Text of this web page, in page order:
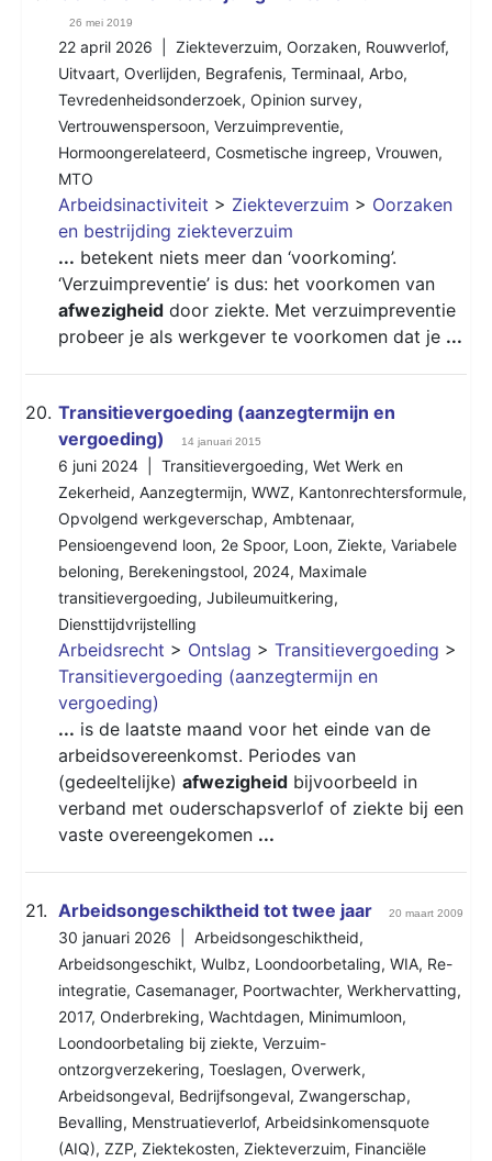
26 mei 2019
22 april 2026 | Ziekteverzuim, Oorzaken, Rouwverlof,
Uitvaart, Overlijden, Begrafenis, Terminaal, Arbo,
Tevredenheidsonderzoek, Opinion survey,
Vertrouwenspersoon, Verzuimpreventie,
Hormoongerelateerd, Cosmetische ingreep, Vrouwen,
MTO
Arbeidsinactiviteit > Ziekteverzuim > Oorzaken
en bestrijding ziekteverzuim
... betekent niets meer dan ‘voorkoming’.
‘Verzuimpreventie’ is dus: het voorkomen van
afwezigheid door ziekte. Met verzuimpreventie
probeer je als werkgever te voorkomen dat je ...
20. Transitievergoeding (aanzegtermijn en
vergoeding)
14 januari 2015
6 juni 2024 | Transitievergoeding, Wet Werk en
Zekerheid, Aanzegtermijn, WWZ, Kantonrechtersformule,
Opvolgend werkgeverschap, Ambtenaar,
Pensioengevend loon, 2e Spoor, Loon, Ziekte, Variabele
beloning, Berekeningstool, 2024, Maximale
transitievergoeding, Jubileumuitkering,
Diensttijdvrijstelling
Arbeidsrecht > Ontslag > Transitievergoeding >
Transitievergoeding (aanzegtermijn en
vergoeding)
... is de laatste maand voor het einde van de
arbeidsovereenkomst. Periodes van
(gedeeltelijke) afwezigheid bijvoorbeeld in
verband met ouderschapsverlof of ziekte bij een
vaste overeengekomen ...
21. Arbeidsongeschiktheid tot twee jaar 20 maart 2009
30 januari 2026 | Arbeidsongeschiktheid,
Arbeidsongeschikt, Wulbz, Loondoorbetaling, WIA, Re-
integratie, Casemanager, Poortwachter, Werkhervatting,
2017, Onderbreking, Wachtdagen, Minimumloon,
Loondoorbetaling bij ziekte, Verzuim-
ontzorgverzekering, Toeslagen, Overwerk,
Arbeidsongeval, Bedrijfsongeval, Zwangerschap,
Bevalling, Menstruatieverlof, Arbeidsinkomensquote
(AIQ), ZZP, Ziektekosten, Ziekteverzuim, Financiële